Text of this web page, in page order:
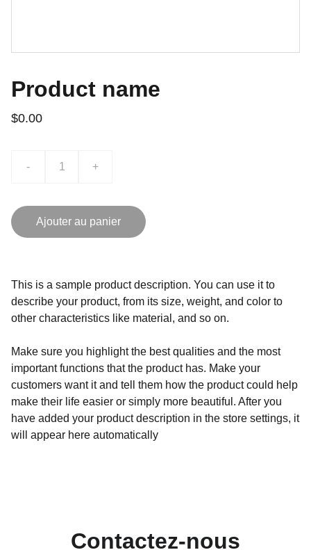
Product name
$0.00
- +
Ajouter au panier
This is a sample product description. You can use it to
describe your product, from its size, weight, and color to
other characteristics like material, and so on.
Make sure you highlight the best qualities and the most
important functions that the product has. Make your
customers want it and tell them how the product could help
make their life easier or simply more beautiful. After you
have added your product description in the store settings, it
will appear here automatically
Contactez-nous